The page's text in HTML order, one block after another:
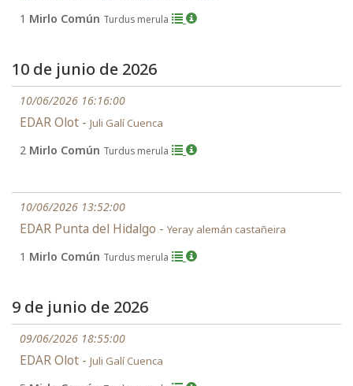
1 Mirlo Común Turdus merula
10 de junio de 2026
10/06/2026 16:16:00
EDAR Olot - Juli Galí Cuenca
2 Mirlo Común Turdus merula
10/06/2026 13:52:00
EDAR Punta del Hidalgo - Yeray alemán castañeira
1 Mirlo Común Turdus merula
9 de junio de 2026
09/06/2026 18:55:00
EDAR Olot - Juli Galí Cuenca